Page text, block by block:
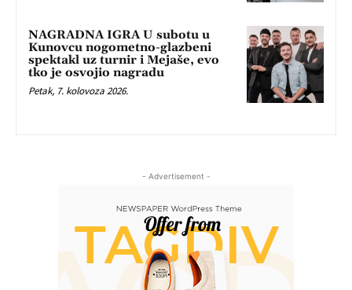
NAGRADNA IGRA U subotu u
Kunovcu nogometno-glazbeni
spektakl uz turnir i Mejaše, evo
tko je osvojio nagradu
Petak, 7. kolovoza 2026.
- Advertisement -